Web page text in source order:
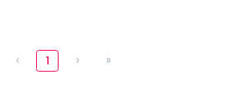
‹ 1 › »